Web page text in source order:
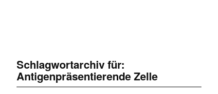
Schlagwortarchiv für:
Antigenpräsentierende Zelle